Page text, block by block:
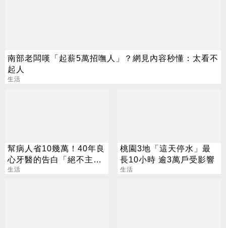
南部老闆嘆「起薪5萬招嘸人」？網見內容秒懂：太看不
起人
生活
幫病人省10幾萬！40年良
心牙醫的告白「絕不主動
叫病人植牙」
生活
桃園3地「這天停水」最
長10小時 逾3萬戶受影響
生活